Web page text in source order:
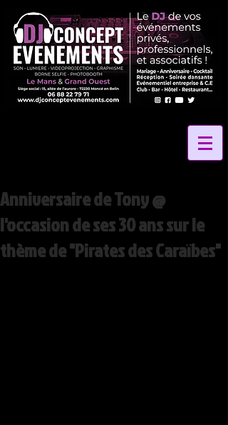
Anniversaire de Tony @
l'occasion de ses 30 ans sur le
thème de "Pirates des Caraïbes"